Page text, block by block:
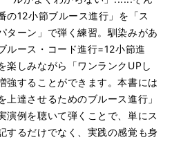
の12小節ブルース進行」を「ス
ターン」で弾く練習。馴染みがあ
ルース・コード進行=12小節進
楽しみながら「ワンランクUPし
強することができます。本書には
達させるためのブルース進行」
演例を聴いて弾くことで、単にス
するだけでなく、実践の感覚も身